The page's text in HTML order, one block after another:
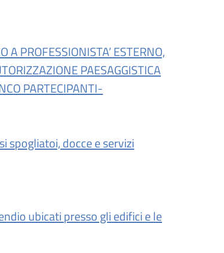
A PROFESSIONISTA’ ESTERNO,
PAESAGGISTICA
PARTECIPANTI-
spogliatoi, docce e servizi
ubicati presso gli edifici e le